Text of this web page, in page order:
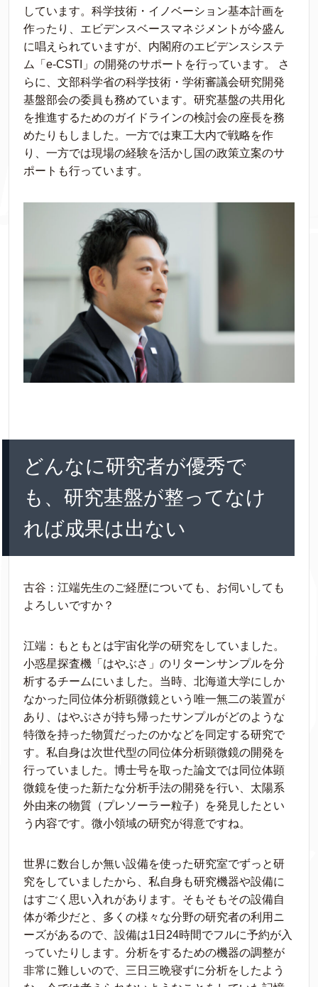
しています。科学技術・イノベーション基本計画を
作ったり、エビデンスベースマネジメントが今盛ん
に唱えられていますが、内閣府のエビデンスシステ
ム「e-CSTI」の開発のサポートを行っています。 さ
らに、文部科学省の科学技術・学術審議会研究開発
基盤部会の委員も務めています。研究基盤の共用化
を推進するためのガイドラインの検討会の座長を務
めたりもしました。一方では東工大内で戦略を作
り、一方では現場の経験を活かし国の政策立案のサ
ポートも行っています。
どんなに研究者が優秀で
も、研究基盤が整ってなけ
れば成果は出ない
古谷：江端先生のご経歴についても、お伺いしても
よろしいですか？
江端：もともとは宇宙化学の研究をしていました。
小惑星探査機「はやぶさ」のリターンサンプルを分
析するチームにいました。当時、北海道大学にしか
なかった同位体分析顕微鏡という唯一無二の装置が
あり、はやぶさが持ち帰ったサンプルがどのような
特徴を持った物質だったのかなどを同定する研究で
す。私自身は次世代型の同位体分析顕微鏡の開発を
行っていました。博士号を取った論文では同位体顕
微鏡を使った新たな分析手法の開発を行い、太陽系
外由来の物質（プレソーラー粒子）を発見したとい
う内容です。微小領域の研究が得意ですね。
世界に数台しか無い設備を使った研究室でずっと研
究をしていましたから、私自身も研究機器や設備に
はすごく思い入れがあります。そもそもその設備自
体が希少だと、多くの様々な分野の研究者の利用ニ
ーズがあるので、設備は1日24時間でフルに予約が入
っていたりします。分析をするための機器の調整が
非常に難しいので、三日三晩寝ずに分析をしたよう